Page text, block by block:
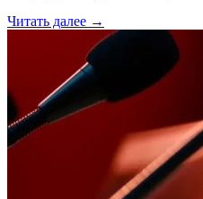
Читать далее →